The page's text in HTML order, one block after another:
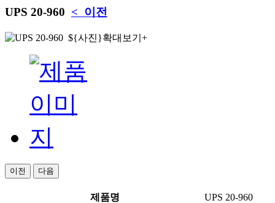
UPS 20-960 < 이전
확대보기+
이전 다음
제품명
UPS 20-960